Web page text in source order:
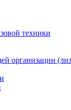
техники
организации